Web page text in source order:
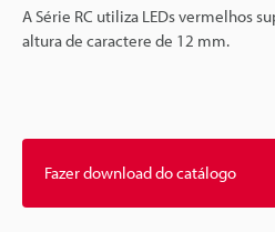
A Série RC utiliza LEDs vermelhos
altura de caractere de 12 mm.
Fazer download do catálogo